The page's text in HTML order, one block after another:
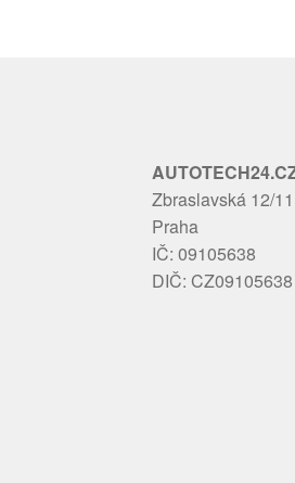
Zbraslavská 12/
Praha
IČ: 09105638
DIČ: CZ09105638